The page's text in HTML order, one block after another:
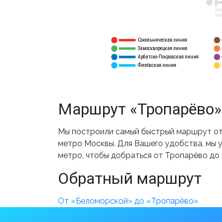
Сокольническая линия
Замоскворецкая линия
Арбатско-Покровская линия
Филёвская линия
Маршрут
Мы построили самый быстрый маршрут
метро Москвы. Для Вашего удобства, мы
метро, чтобы добраться от Тропарёво
Обратный маршрут
От «Беломорской» до «Тропарёво»